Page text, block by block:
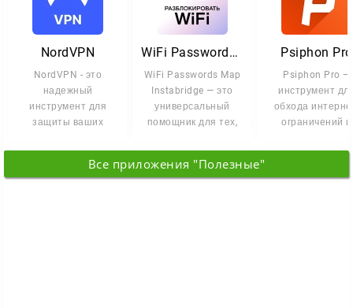
NordVPN
NordVPN - это
надежный
инструмент для
защиты ваших
обеспечения
конфиденциальности
WiFi Passwords Instabridge
WiFi Passwords Map
Instabridge — это
универсальный
помощник для тех,
оставаться на
Psiphon Pro
Psiphon Pro —
инструмент
обхода
ограничений и
к заблокиро...
Все приложения "Полезные"